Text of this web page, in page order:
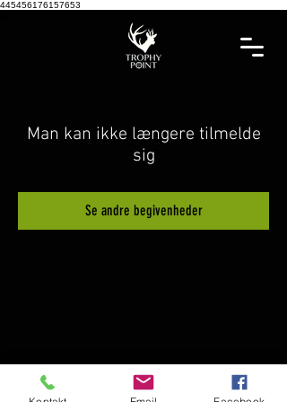
445456176157653
Man kan ikke længere tilmelde
sig
Se andre begivenheder